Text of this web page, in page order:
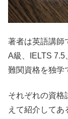
著者は英語講師
A級、IELTS
難関資格を独学
それぞれの資格
えて紹介してあ